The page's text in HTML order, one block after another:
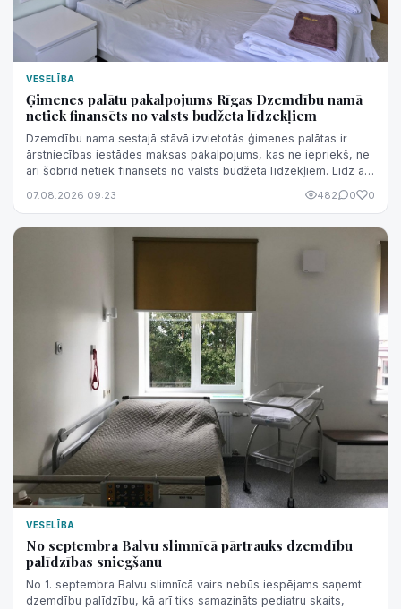
VESELĪBA
Ģimenes palātu pakalpojums Rīgas Dzemdību namā
netiek finansēts no valsts budžeta līdzekļiem
Dzemdību nama sestajā stāvā izvietotās ģimenes palātas ir
ārstniecības iestādes maksas pakalpojums, kas ne iepriekš, ne
arī šobrīd netiek finansēts no valsts budžeta līdzekļiem. Līdz ar
izmaiņām.
07.08.2026 09:23 482 0 0
VESELĪBA
No septembra Balvu slimnīcā pārtrauks dzemdību
palīdzības sniegšanu
No 1. septembra Balvu slimnīcā vairs nebūs iespējams saņemt
dzemdību palīdzību, kā arī tiks samazināts pediatru skaits,